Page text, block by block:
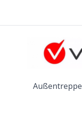
Außentreppe